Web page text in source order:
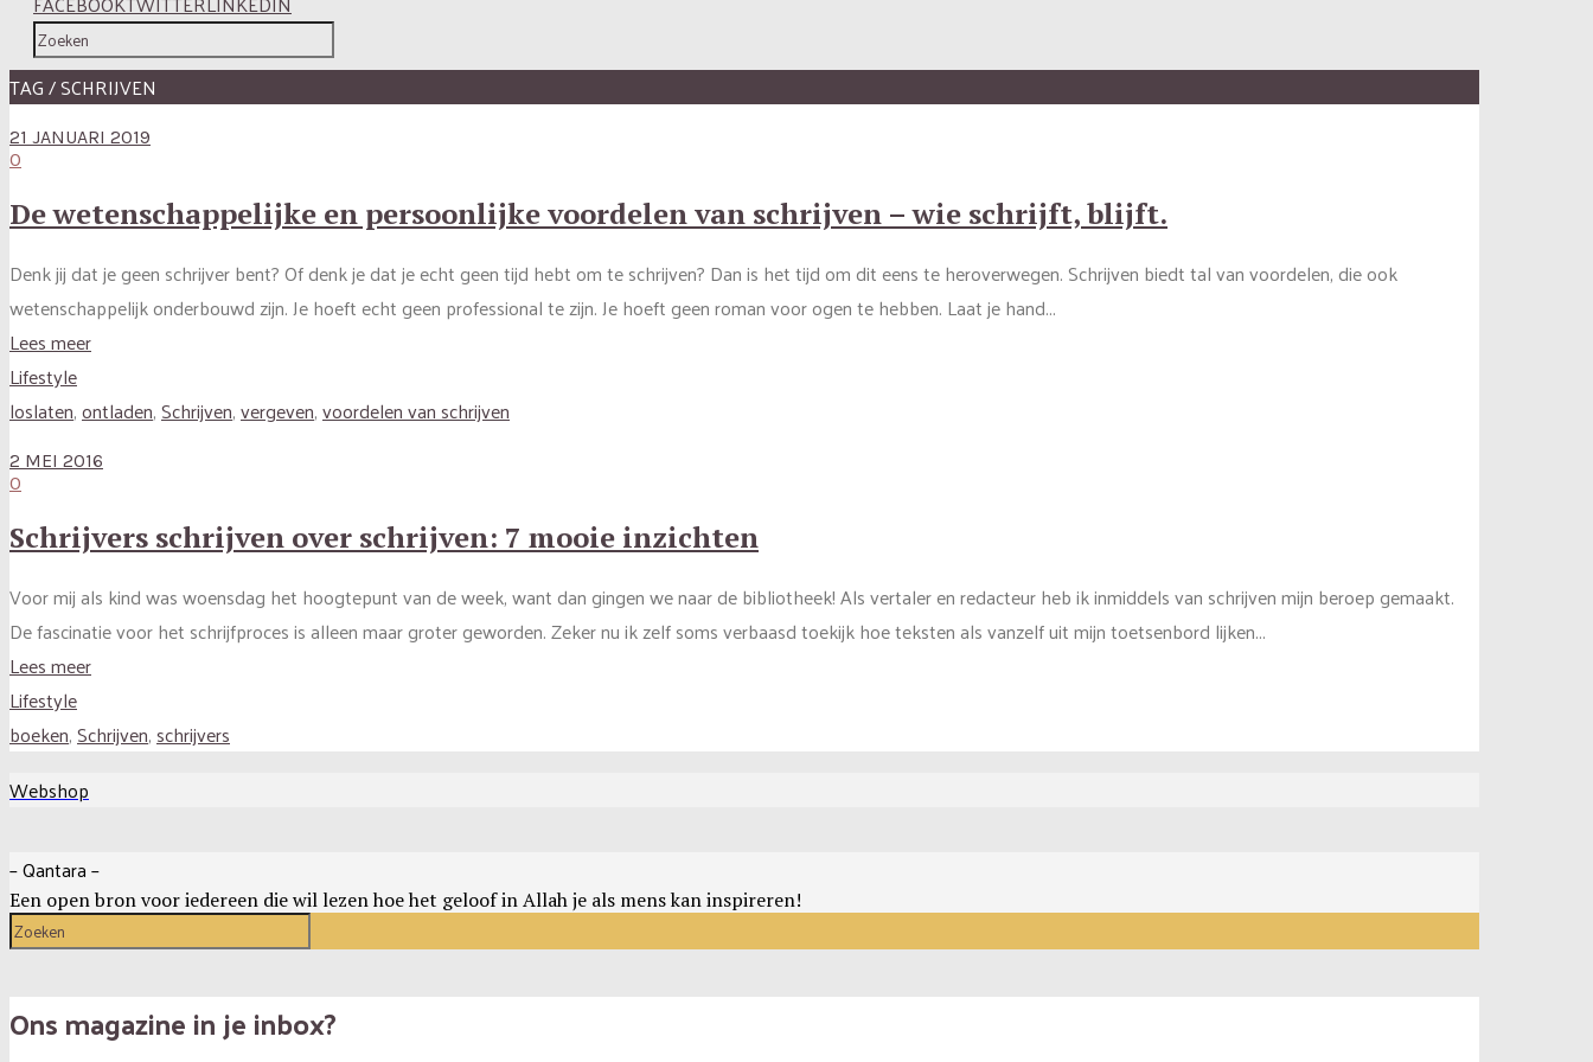
TAG / SCHRIJVEN
21 JANUARI 2019
0
De wetenschappelijke en persoonlijke voordelen van schrijven – wie schrijft, blijft.
Denk jij dat je geen schrijver bent? Of denk je dat je echt geen tijd hebt om te schrijven? Dan is het tijd om dit eens te heroverwegen. Schrijven biedt tal van voordelen, die ook
wetenschappelijk onderbouwd zijn. Je hoeft echt geen professional te zijn. Je hoeft geen roman voor ogen te hebben. Laat je hand...
Lees meer
Lifestyle
loslaten,ontladen,Schrijven,vergeven,voordelen van schrijven
2 MEI 2016
0
Schrijvers schrijven over schrijven: 7 mooie inzichten
Voor mij als kind was woensdag het hoogtepunt van de week, want dan gingen we naar de bibliotheek! Als vertaler en redacteur heb ik inmiddels van schrijven mijn beroep gemaakt.
De fascinatie voor het schrijfproces is alleen maar groter geworden. Zeker nu ik zelf soms verbaasd toekijk hoe teksten als vanzelf uit mijn toetsenbord lijken...
Lees meer
Lifestyle
boeken,Schrijven,schrijvers
Webshop
– Qantara –
Een open bron voor iedereen die wil lezen hoe het geloof in Allah je als mens kan inspireren!
Ons magazine in je inbox?